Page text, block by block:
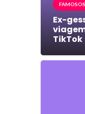
FAMOSOS
Ex-
TikTok